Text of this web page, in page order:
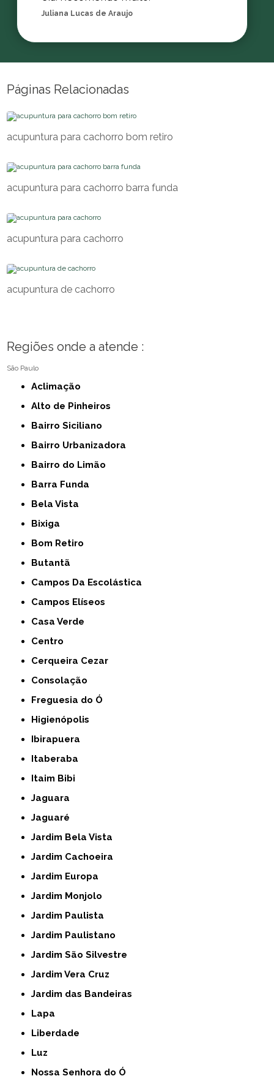
Juliana Lucas de Araujo
Páginas Relacionadas
acupuntura para cachorro bom retiro
acupuntura para cachorro barra funda
acupuntura para cachorro
acupuntura de cachorro
Regiões onde a atende :
São Paulo
Aclimação
Alto de Pinheiros
Bairro Siciliano
Bairro Urbanizadora
Bairro do Limão
Barra Funda
Bela Vista
Bixiga
Bom Retiro
Butantã
Campos Da Escolástica
Campos Elíseos
Casa Verde
Centro
Cerqueira Cezar
Consolação
Freguesia do Ó
Higienópolis
Ibirapuera
Itaberaba
Itaim Bibi
Jaguara
Jaguaré
Jardim Bela Vista
Jardim Cachoeira
Jardim Europa
Jardim Monjolo
Jardim Paulista
Jardim Paulistano
Jardim São Silvestre
Jardim Vera Cruz
Jardim das Bandeiras
Lapa
Liberdade
Luz
Nossa Senhora do Ó